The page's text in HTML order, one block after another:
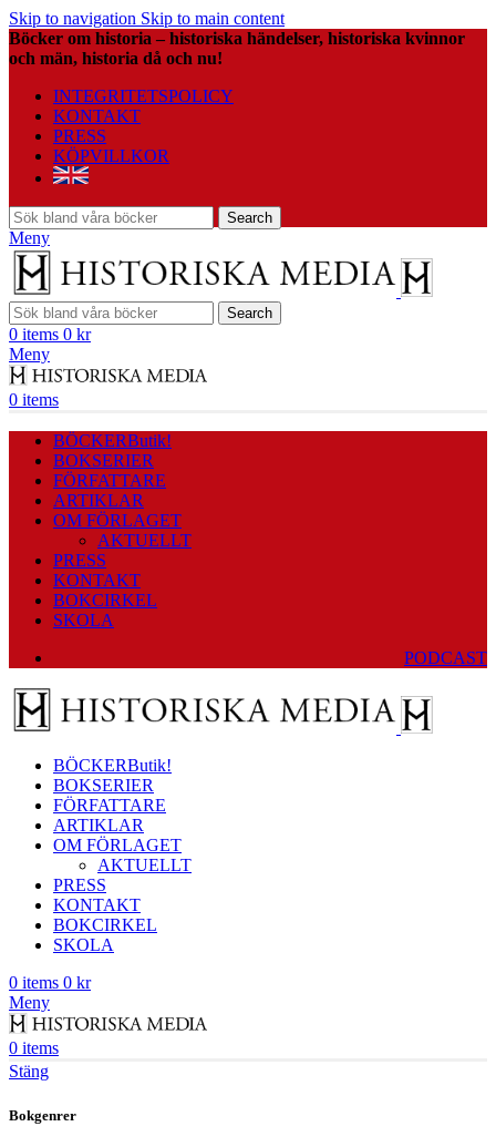
Skip to navigation Skip to main content
Böcker om historia – historiska händelser, historiska kvinnor
och män, historia då och nu!
INTEGRITETSPOLICY
KONTAKT
PRESS
KÖPVILLKOR
Search
Meny
Search
0 items 0 kr
Meny
0 items
BÖCKERButik!
BOKSERIER
FÖRFATTARE
ARTIKLAR
OM FÖRLAGET
AKTUELLT
PRESS
KONTAKT
BOKCIRKEL
SKOLA
PODCAST
BÖCKERButik!
BOKSERIER
FÖRFATTARE
ARTIKLAR
OM FÖRLAGET
AKTUELLT
PRESS
KONTAKT
BOKCIRKEL
SKOLA
0 items 0 kr
Meny
0 items
Stäng
Bokgenrer